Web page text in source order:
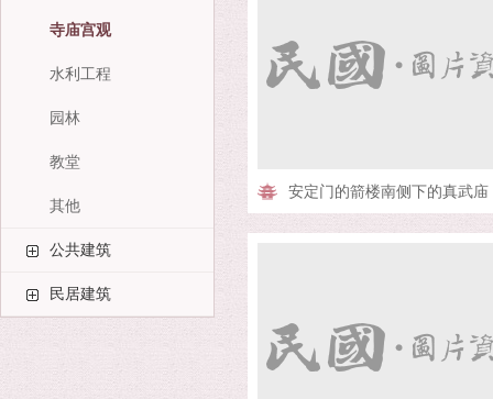
寺庙宫观
水利工程
园林
教堂
其他
公共建筑
民居建筑
安定门的箭楼南侧下的真武庙